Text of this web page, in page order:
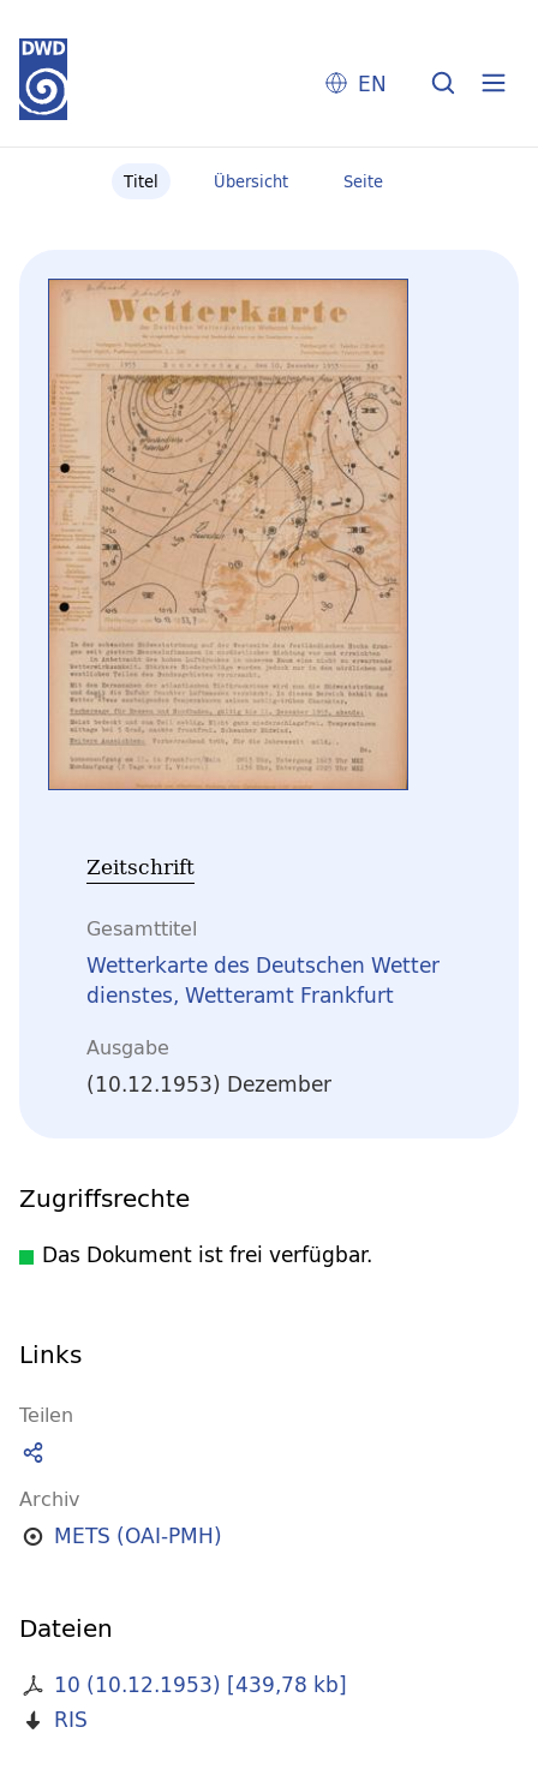
EN
Titel Übersicht Seite
Zeitschrift
Gesamttitel
Wetterkarte des Deutschen Wetter
dienstes, Wetteramt Frankfurt
Ausgabe
(10.12.1953) Dezember
Zugriffsrechte
Das Dokument ist frei verfügbar.
Links
Teilen
Archiv
METS (OAI-PMH)
Dateien
10 (10.12.1953) [439,78 kb]
RIS